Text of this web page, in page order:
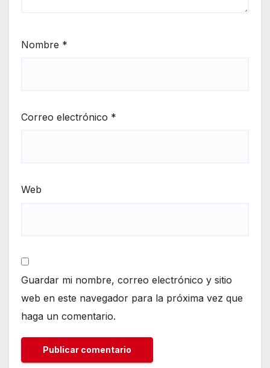
Nombre *
Correo electrónico *
Web
Guardar mi nombre, correo electrónico y sitio
web en este navegador para la próxima vez que
haga un comentario.